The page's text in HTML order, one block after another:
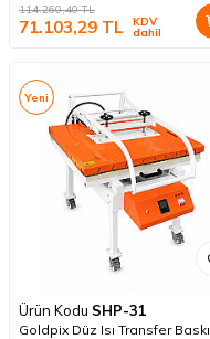
114.260,40TL
71.103,29 TL KDV
dahil
Yeni
Ürün Kodu SHP-31
Goldpix Düz Isı Transfer Baskı